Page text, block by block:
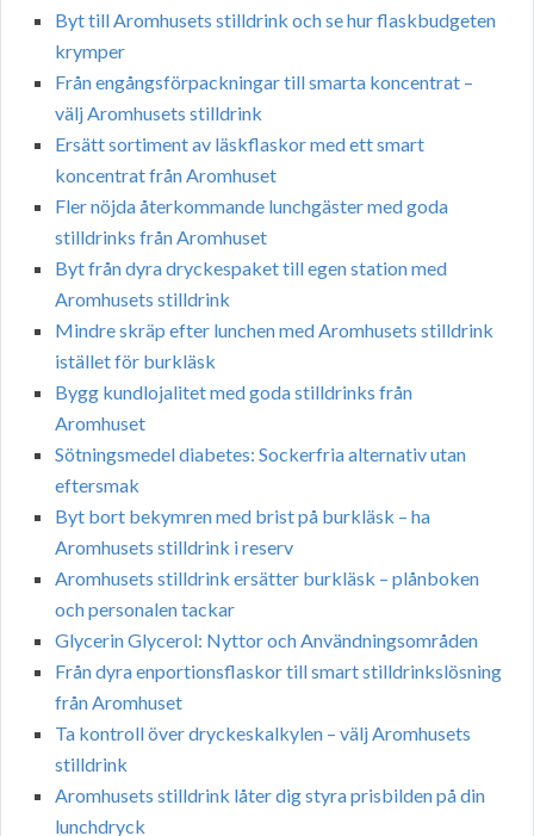
Byt till Aromhusets stilldrink och se hur flaskbudgeten
krymper
Från engångsförpackningar till smarta koncentrat –
välj Aromhusets stilldrink
Ersätt sortiment av läskflaskor med ett smart
koncentrat från Aromhuset
Fler nöjda återkommande lunchgäster med goda
stilldrinks från Aromhuset
Byt från dyra dryckespaket till egen station med
Aromhusets stilldrink
Mindre skräp efter lunchen med Aromhusets stilldrink
istället för burkläsk
Bygg kundlojalitet med goda stilldrinks från
Aromhuset
Sötningsmedel diabetes: Sockerfria alternativ utan
eftersmak
Byt bort bekymren med brist på burkläsk – ha
Aromhusets stilldrink i reserv
Aromhusets stilldrink ersätter burkläsk – plånboken
och personalen tackar
Glycerin Glycerol: Nyttor och Användningsområden
Från dyra enportionsflaskor till smart stilldrinkslösning
från Aromhuset
Ta kontroll över dryckeskalkylen – välj Aromhusets
stilldrink
Aromhusets stilldrink låter dig styra prisbilden på din
lunchdryck